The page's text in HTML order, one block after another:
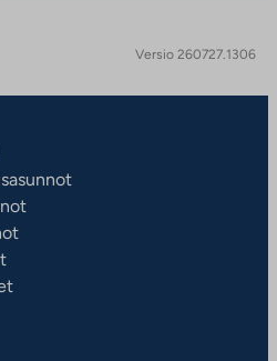
Versio 260727.1306